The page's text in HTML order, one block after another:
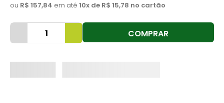
ou R$ 157,84 em até 10x de R$ 15,78 no cartão
COMPRAR
8º
cimento
9º
vaso sanitário
10º torneira